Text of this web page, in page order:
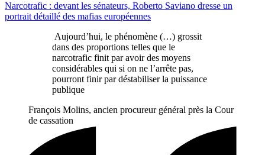
Narcotrafic : devant les sénateurs, Roberto Saviano dresse un
portrait détaillé des mafias européennes
Aujourd’hui, le phénomène (…) grossit
dans des proportions telles que le
narcotrafic finit par avoir des moyens
considérables qui si on ne l’arrête pas,
pourront finir par déstabiliser la puissance
publique
François Molins, ancien procureur général près la Cour
de cassation